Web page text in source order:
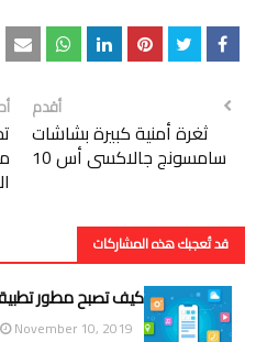
أقدم
ثغرة أمنية كبيرة بشاشات
سامسونج جالاكسى أس 10
قد تُعجبك هذه المشاركات
كيف تصبح مطور
November 10, 2019